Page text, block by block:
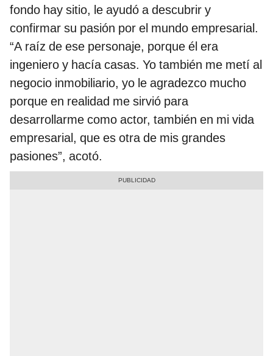
fondo hay sitio, le ayudó a descubrir y
confirmar su pasión por el mundo empresarial.
“A raíz de ese personaje, porque él era
ingeniero y hacía casas. Yo también me metí al
negocio inmobiliario, yo le agradezco mucho
porque en realidad me sirvió para
desarrollarme como actor, también en mi vida
empresarial, que es otra de mis grandes
pasiones”, acotó.